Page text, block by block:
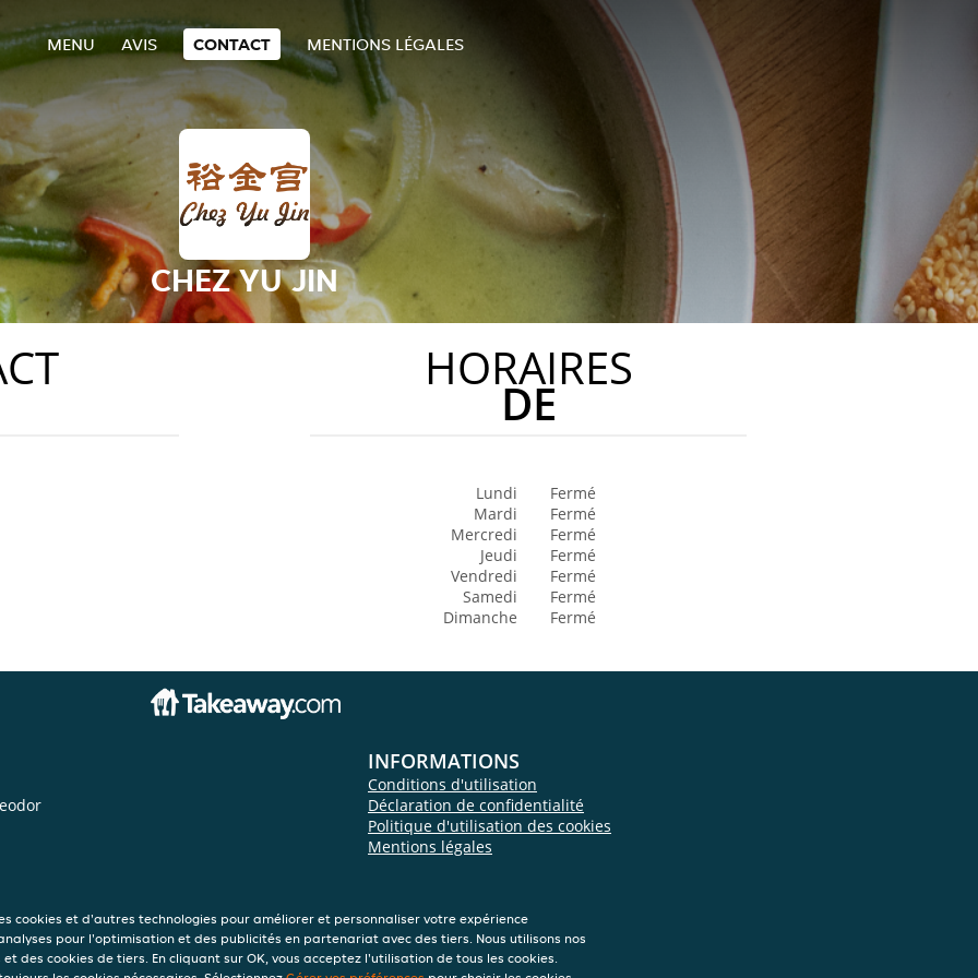
MENU AVIS CONTACT MENTIONS LÉGALES
CHEZ YU JIN
HORAIRES
DE
Lundi
Fermé
Mardi
Fermé
Mercredi
Fermé
Jeudi
Fermé
Vendredi
Fermé
Samedi
Fermé
Dimanche
Fermé
INFORMATIONS
Conditions d'utilisation
Déclaration de confidentialité
Politique d'utilisation des cookies
Mentions légales
cookies et d'autres technologies pour améliorer et personnaliser votre expérience
pour l'optimisation et des publicités en partenariat avec des tiers. Nous utilisons nos
des cookies de tiers. En cliquant sur OK, vous acceptez l'utilisation de tous les cookies.